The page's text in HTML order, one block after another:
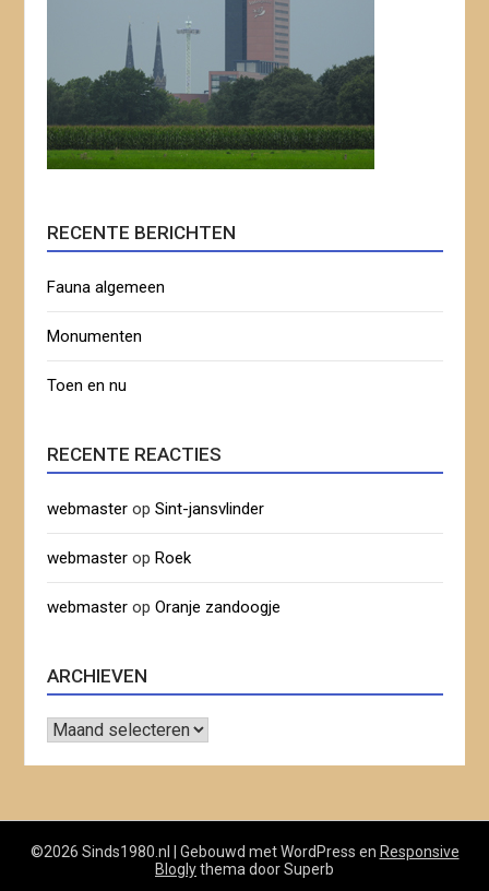
RECENTE BERICHTEN
Fauna algemeen
Monumenten
Toen en nu
RECENTE REACTIES
webmaster opSint-jansvlinder
webmaster opRoek
webmaster opOranje zandoogje
ARCHIEVEN
Archieven
©2026 Sinds1980.nl | Gebouwd met WordPress en Responsive
Bloglythema door Superb